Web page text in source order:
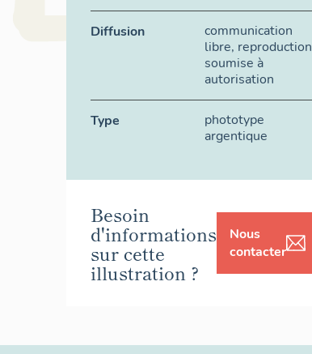
Diffusion
communication
libre, reproduction
soumise à
autorisation
Type
phototype
argentique
Besoin
d'informations
sur cette
illustration ?
Nous
contacter